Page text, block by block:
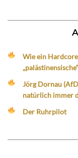
Wie ein
Jörg Dornau
natürlich immer
Der Ruhrpilot